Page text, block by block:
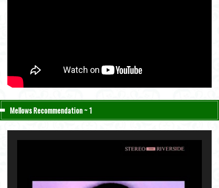
Mellows Recommendation ~ 1